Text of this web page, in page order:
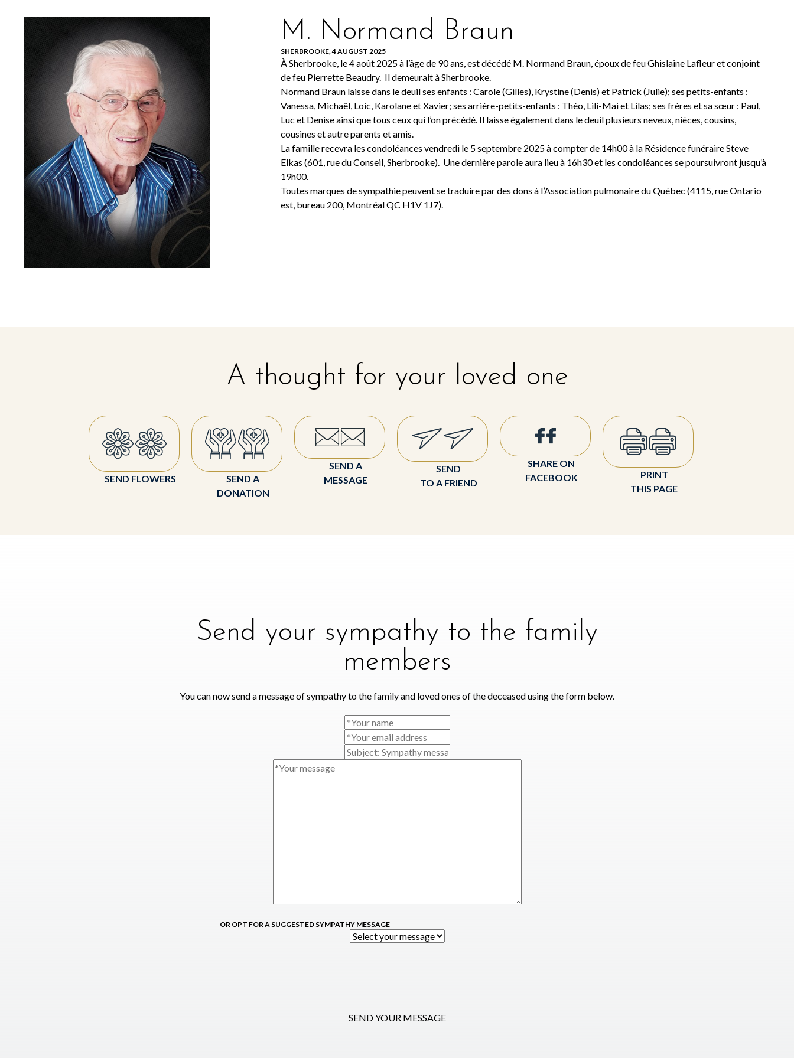
M. Normand Braun
SHERBROOKE, 4 AUGUST 2025
À Sherbrooke, le 4 août 2025 à l’âge de 90 ans, est décédé M. Normand Braun, époux de feu Ghislaine Lafleur et conjoint
de feu Pierrette Beaudry. Il demeurait à Sherbrooke.
Normand Braun laisse dans le deuil ses enfants : Carole (Gilles), Krystine (Denis) et Patrick (Julie); ses petits-enfants :
Vanessa, Michaël, Loic, Karolane et Xavier; ses arrière-petits-enfants : Théo, Lili-Mai et Lilas; ses frères et sa sœur : Paul,
Luc et Denise ainsi que tous ceux qui l’on précédé. Il laisse également dans le deuil plusieurs neveux, nièces, cousins,
cousines et autre parents et amis.
La famille recevra les condoléances vendredi le 5 septembre 2025 à compter de 14h00 à la Résidence funéraire Steve
Elkas (601, rue du Conseil, Sherbrooke). Une dernière parole aura lieu à 16h30 et les condoléances se poursuivront jusqu’à
19h00.
Toutes marques de sympathie peuvent se traduire par des dons à l’Association pulmonaire du Québec (4115, rue Ontario
est, bureau 200, Montréal QC H1V 1J7).
A thought for your loved one
SEND FLOWERS
SEND A
DONATION
SEND A
MESSAGE
SEND
TO A FRIEND
SHARE ON
FACEBOOK
PRINT
THIS PAGE
Send your sympathy to the family
members
You can now send a message of sympathy to the family and loved ones of the deceased using the form below.
OR OPT FOR A SUGGESTED SYMPATHY MESSAGE
SEND YOUR MESSAGE